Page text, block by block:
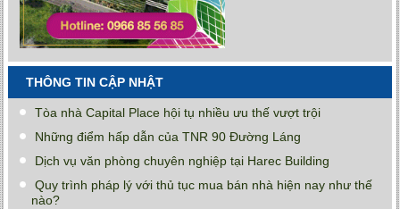
THÔNG TIN CẬP NHẬT
Tòa nhà Capital Place hội tụ nhiều ưu thế vượt trội
Những điểm hấp dẫn của TNR 90 Đường Láng
Dịch vụ văn phòng chuyên nghiệp tại Harec Building
Quy trình pháp lý với thủ tục mua bán nhà hiện nay như thế
nào?